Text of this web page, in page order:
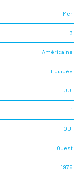
Mer
3
Américaine
Equipée
OUI
1
OUI
Ouest
1976